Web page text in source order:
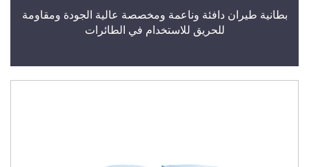
بطانية طيران دافئة وناعمة ومخصصة عالية الجودة ومقاومة
للحريق للاستخدام في الطائرات